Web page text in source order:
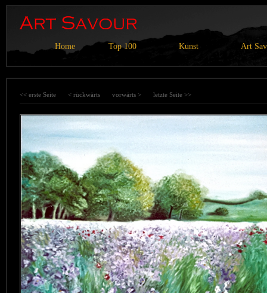
Home Top 100 Kunst Art
<< erste Seite < rückwärts vorwärts > letzte Seite >>